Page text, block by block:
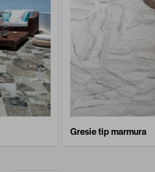
Gresie tip marmura